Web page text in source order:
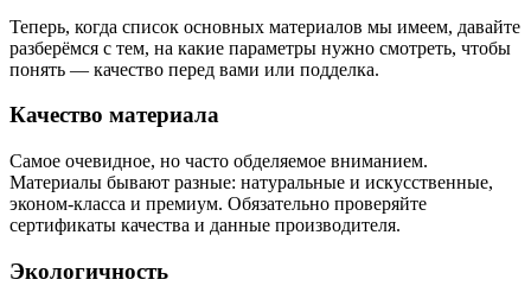
Теперь, когда список основных материалов мы имеем, давайте
разберёмся с тем, на какие параметры нужно смотреть, чтобы
понять — качество перед вами или подделка.
Качество материала
Самое очевидное, но часто обделяемое вниманием.
Материалы бывают разные: натуральные и искусственные,
эконом-класса и премиум. Обязательно проверяйте
сертификаты качества и данные производителя.
Экологичность